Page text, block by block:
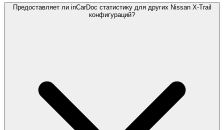
Предоставляет ли inCarDoc статистику для других Nissan X-Trail
конфигураций?